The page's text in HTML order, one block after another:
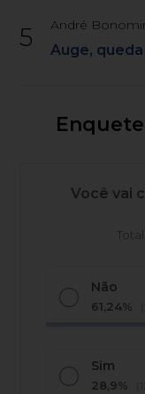
5 André
Auge,
Enquete
Você vai
Não
61,24%
Sim
28,9%